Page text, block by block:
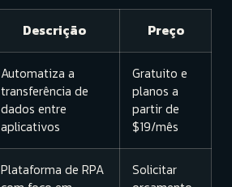
Descrição Preço
Automatiza a
transferência de
dados entre
aplicativos
Gratuito e
planos a
partir de
$19/mês
Plataforma de RPA
Solicitar